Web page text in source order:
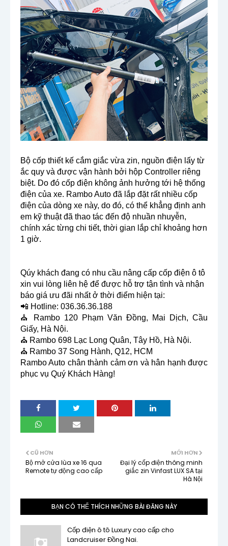
Bộ cốp thiết kế cắm giắc vừa zin, nguồn điện lấy từ
ắc quy và được vận hành bởi hộp Controller riêng
biệt. Do đó cốp điện không ảnh hưởng tới hệ thống
điện của xe. Rambo Auto đã lắp đặt rất nhiều cốp
điện của dòng xe này, do đó, có thể khẳng định anh
em kỹ thuật đã thao tác đến độ nhuần nhuyễn,
chính xác từng chi tiết, thời gian lắp chỉ khoảng hơn
1 giờ.
Qúy khách đang có nhu cầu nâng cấp cốp điện ô tô
xin vui lòng liên hệ để được hỗ trợ tận tình và nhận
báo giá ưu đãi nhất ở thời điểm hiện tại:
📲 Hotline: 036.36.36.188
⛪ Rambo 120 Phạm Văn Đồng, Mai Dịch, Cầu
Giấy, Hà Nội.
⛪ Rambo 698 Lạc Long Quân, Tây Hồ, Hà Nội.
⛪ Rambo 37 Song Hành, Q12, HCM
Rambo Auto chân thành cảm ơn và hân hạnh được
phục vụ Quý Khách Hàng!
MỚI HƠN
Đại lý cốp điện thông minh
giắc zin Vinfast LUX SA tại
Hà Nội
CŨ HƠN
Bộ mở cửa lùa xe 16 qua
Remote tự động cao cấp
BẠN CÓ THỂ THÍCH NHỮNG BÀI ĐĂNG NÀY
Cốp điện ô tô Luxury cao cấp cho
Landcruiser Đồng Nai.